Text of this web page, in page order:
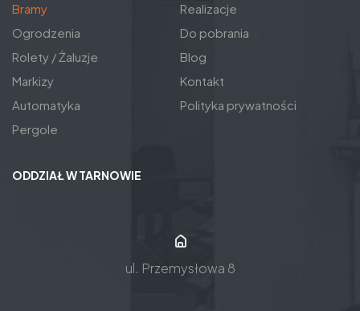
Bramy
Ogrodzenia
Rolety / Żaluzje
Markizy
Automatyka
Pergole
Realizacje
Do pobrania
Blog
Kontakt
Polityka prywatności
ODDZIAŁ W TARNOWIE
ul. Przemysłowa 8